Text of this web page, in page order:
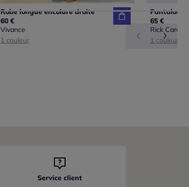
Robe longue encolure droite
60 €
Vivance
1 couleur
65 €
Rick
1 couleur
Service client